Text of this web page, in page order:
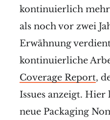
kontinuierlich mehr
als noch vor zwei
Erwähnung
kontinuierliche
Coverage Report,
Issues anzeigt.
neue Packaging